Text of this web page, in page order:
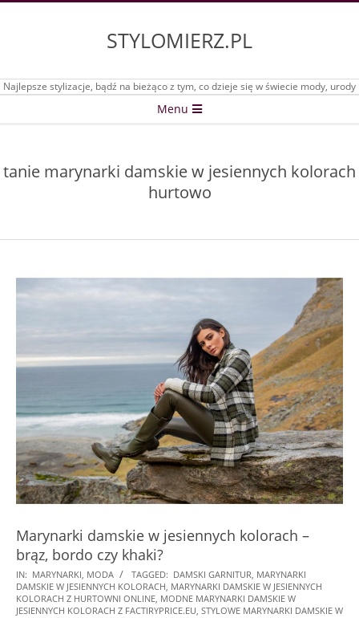
STYLOMIERZ.PL
Najlepsze stylizacje, bądź na bieżąco z tym, co dzieje się w świecie mody, urody
Menu
tanie marynarki damskie w jesiennych kolorach
hurtowo
Marynarki damskie w jesiennych kolorach –
brąz, bordo czy khaki?
2022-
08-
26
IN: MARYNARKI MODA TAGGED: DAMSKI GARNITUR MARYNARKI
DAMSKIE W JESIENNYCH KOLORACH MARYNARKI DAMSKIE W JESIENNYCH
KOLORACH Z HURTOWNI ONLINE MODNE MARYNARKI DAMSKIE W
JESIENNYCH KOLORACH Z FACTIRYPRICE.EU STYLOWE MARYNARKI DAMSKIE W